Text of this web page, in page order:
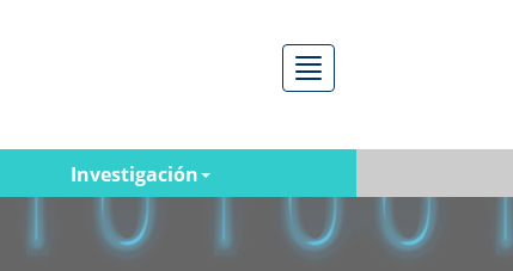
Menú
Investigación